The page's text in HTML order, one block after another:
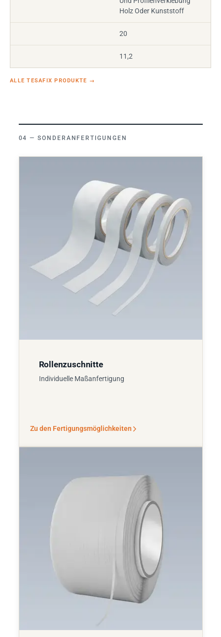
Holz Oder Kunststoff
20
11,2
ALLE TESAFIX PRODUKTE →
SONDERANFERTIGUNGEN
Rollenzuschnitte
Individuelle Maßanfertigung
Zu den Fertigungsmöglichkeiten